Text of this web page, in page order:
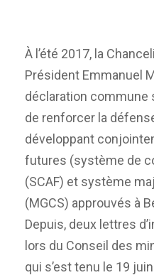
À l’été 2017, la
Président Emmanuel
déclaration commune
de renforcer la
développant
futures (système de
(SCAF) et système
(MGCS) approuvés à
Depuis, deux lettres
lors du Conseil des
qui s’est tenu le 19